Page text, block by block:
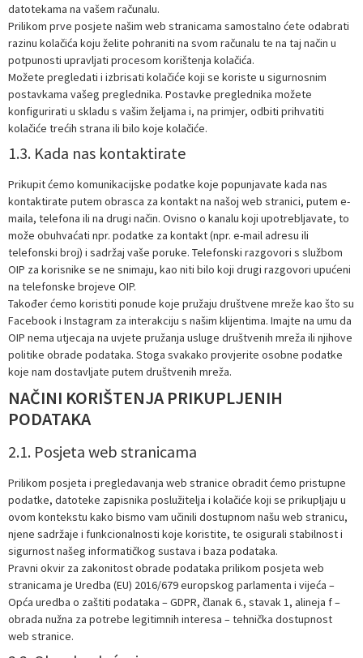
datotekama na vašem računalu.
Prilikom prve posjete našim web stranicama samostalno ćete odabrati
razinu kolačića koju želite pohraniti na svom računalu te na taj način u
potpunosti upravljati procesom korištenja kolačića.
Možete pregledati i izbrisati kolačiće koji se koriste u sigurnosnim
postavkama vašeg preglednika. Postavke preglednika možete
konfigurirati u skladu s vašim željama i, na primjer, odbiti prihvatiti
kolačiće trećih strana ili bilo koje kolačiće.
1.3. Kada nas kontaktirate
Prikupit ćemo komunikacijske podatke koje popunjavate kada nas
kontaktirate putem obrasca za kontakt na našoj web stranici, putem e-
maila, telefona ili na drugi način. Ovisno o kanalu koji upotrebljavate, to
može obuhvaćati npr. podatke za kontakt (npr. e-mail adresu ili
telefonski broj) i sadržaj vaše poruke. Telefonski razgovori s službom
OIP za korisnike se ne snimaju, kao niti bilo koji drugi razgovori upućeni
na telefonske brojeve OIP.
Također ćemo koristiti ponude koje pružaju društvene mreže kao što su
Facebook i Instagram za interakciju s našim klijentima. Imajte na umu da
OIP nema utjecaja na uvjete pružanja usluge društvenih mreža ili njihove
politike obrade podataka. Stoga svakako provjerite osobne podatke
koje nam dostavljate putem društvenih mreža.
NAČINI KORIŠTENJA PRIKUPLJENIH
PODATAKA
2.1. Posjeta web stranicama
Prilikom posjeta i pregledavanja web stranice obradit ćemo pristupne
podatke, datoteke zapisnika poslužitelja i kolačiće koji se prikupljaju u
ovom kontekstu kako bismo vam učinili dostupnom našu web stranicu,
njene sadržaje i funkcionalnosti koje koristite, te osigurali stabilnost i
sigurnost našeg informatičkog sustava i baza podataka.
Pravni okvir za zakonitost obrade podataka prilikom posjeta web
stranicama je Uredba (EU) 2016/679 europskog parlamenta i vijeća –
Opća uredba o zaštiti podataka – GDPR, članak 6., stavak 1, alineja f –
obrada nužna za potrebe legitimnih interesa – tehnička dostupnost
web stranice.